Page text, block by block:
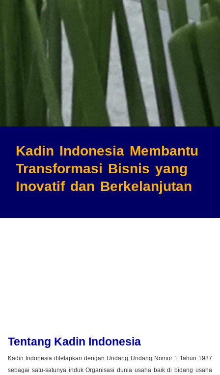
Kadin Indonesia Membantu
Transformasi Bisnis yang
Inovatif dan Berkelanjutan
Tentang Kadin Indonesia
Kadin Indonesia ditetapkan dengan Undang Undang Nomor 1 Tahun 1987
sebagai satu-satunya induk Organisasi dunia usaha baik di bidang usaha